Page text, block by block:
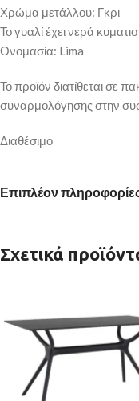
Χρώμα μετάλλου: Γκρι
Το γυαλί έχει νερά
Ονομασία: Lima
Το προϊόν διατίθεται σε
συναρμολόγησης στην
Διαθέσιμο
Επιπλέον
Σχετικά